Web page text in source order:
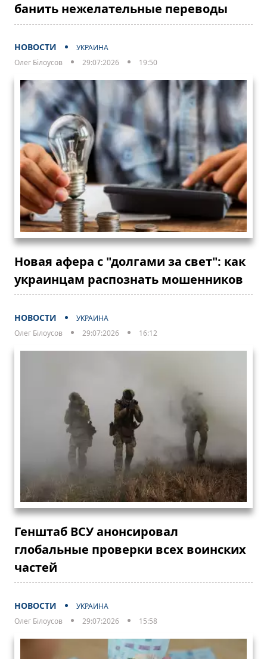
банить нежелательные переводы
НОВОСТИ
УКРАИНА
Олег Білоусов
29:07:2026 19:50
Новая афера с "долгами за свет": как
украинцам распознать мошенников
НОВОСТИ
УКРАИНА
Олег Білоусов
29:07:2026 16:12
Генштаб ВСУ анонсировал
глобальные проверки всех воинских
частей
НОВОСТИ
УКРАИНА
Олег Білоусов
29:07:2026 15:58